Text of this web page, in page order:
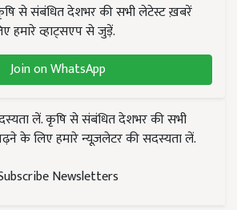
से संबंधित देशभर की सभी लेटेस्ट ख़बरें
हमारे व्हाट्सएप से जुड़ें.
Join on WhatsApp
लें. कृषि से संबंधित देशभर की सभी
के लिए हमारे न्यूज़लेटर की सदस्यता लें.
Newsletters